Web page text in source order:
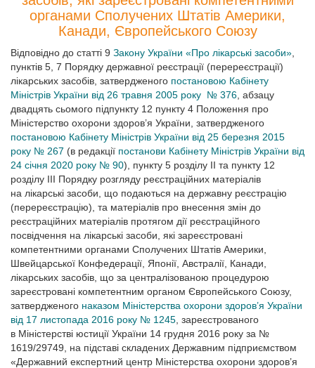
органами Сполучених Штатів Америки,
Канади, Європейського Союзу
Відповідно до статті 9 Закону України «Про лікарські засоби»
пунктів 5, 7 Порядку державної реєстрації (перереєстрації)
лікарських засобів, затвердженого постановою Кабінету
Міністрів України від 26 травня 2005 року № 376 , абзацу
двадцять сьомого підпункту 12 пункту 4 Положення про
Міністерство охорони здоров’я України, затвердженого
постановою Кабінету Міністрів України від 25 березня 2015
року № 267 (в редакції постанови Кабінету Міністрів України від
24 січня 2020 року № 90), пункту 5 розділу ІІ та пункту 12
розділу ІІІ Порядку розгляду реєстраційних матеріалів
на лікарські засоби, що подаються на державну реєстрацію
(перереєстрацію), та матеріалів про внесення змін до
реєстраційних матеріалів протягом дії реєстраційного
посвідчення на лікарські засоби, які зареєстровані
компетентними органами Сполучених Штатів Америки,
Швейцарської Конфедерації, Японії, Австралії, Канади,
лікарських засобів, що за централізованою процедурою
зареєстровані компетентним органом Європейського Союзу,
затвердженого наказом Міністерства охорони здоров’я України
від 17 листопада 2016 року № 1245 , зареєстрованого
в Міністерстві юстиції України 14 грудня 2016 року за №
1619/29749, на підставі складених Державним підприємством
«Державний експертний центр Міністерства охорони здоров’я